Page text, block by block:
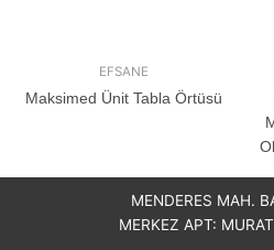
EFSANE
Maksimed Ünit Tabla Örtüsü
MENDERES MAH.
MERKEZ APT: